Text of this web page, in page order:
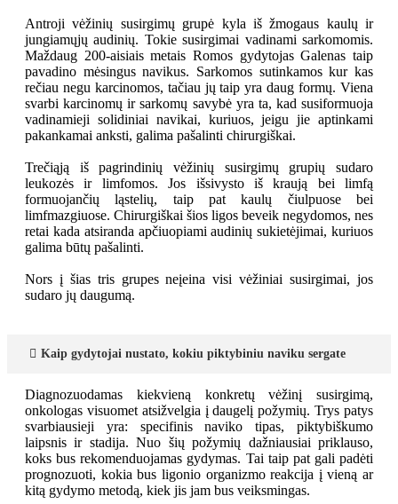
Antroji vėžinių susirgimų grupė kyla iš žmogaus kaulų ir
jungiamųjų audinių. Tokie susirgimai vadinami sarkomomis.
Maždaug 200-aisiais metais Romos gydytojas Galenas taip
pavadino mėsingus navikus. Sarkomos sutinkamos kur kas
rečiau negu karcinomos, tačiau jų taip yra daug formų. Viena
svarbi karcinomų ir sarkomų savybė yra ta, kad susiformuoja
vadinamieji solidiniai navikai, kuriuos, jeigu jie aptinkami
pakankamai anksti, galima pašalinti chirurgiškai.
Trečiąją iš pagrindinių vėžinių susirgimų grupių sudaro
leukozės ir limfomos. Jos išsivysto iš kraują bei limfą
formuojančių ląstelių, taip pat kaulų čiulpuose bei
limfmazgiuose. Chirurgiškai šios ligos beveik negydomos, nes
retai kada atsiranda apčiuopiami audinių sukietėjimai, kuriuos
galima būtų pašalinti.
Nors į šias tris grupes neįeina visi vėžiniai susirgimai, jos
sudaro jų daugumą.
Kaip gydytojai nustato, kokiu piktybiniu naviku sergate
Diagnozuodamas kiekvieną konkretų vėžinį susirgimą,
onkologas visuomet atsižvelgia į daugelį požymių. Trys patys
svarbiausieji yra: specifinis naviko tipas, piktybiškumo
laipsnis ir stadija. Nuo šių požymių dažniausiai priklauso,
koks bus rekomenduojamas gydymas. Tai taip pat gali padėti
prognozuoti, kokia bus ligonio organizmo reakcija į vieną ar
kitą gydymo metodą, kiek jis jam bus veiksmingas.